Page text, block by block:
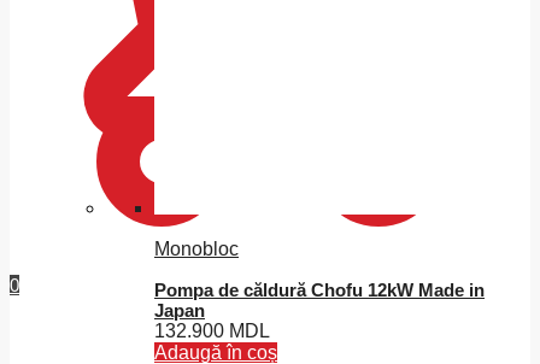
0
Monobloc
Pompa de căldură Chofu 12kW Made in
Japan
132.900 MDL
Adaugă în coș